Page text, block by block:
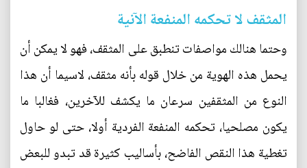
المثقف لا تحكمه المنفعة الآنية
وحتما هنالك مواصفات تنطبق على المثقف، فهو لا يمكن أن
يحمل هذه الهوية من خلال قوله بأنه مثقف، لاسيما أن هذا
النوع من المثقفين سرعان ما يكشف للآخرين، فغالبا ما
يكون مصلحيا، تحكمه المنفعة الفردية أولا، حتى لو حاول
تغطية هذا النقص الفاضح، بأساليب كثيرة قد تبدو للبعض